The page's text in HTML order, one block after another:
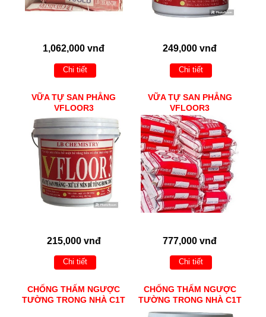
1,062,000 vnđ
Chi tiết
249,000 vnđ
Chi tiết
VỮA TỰ SAN PHẲNG
VFLOOR3
215,000 vnđ
Chi tiết
VỮA TỰ SAN PHẲNG
VFLOOR3
777,000 vnđ
Chi tiết
CHỐNG THẤM NGƯỢC
TƯỜNG TRONG NHÀ C1T
CHỐNG THẤM NGƯỢC
TƯỜNG TRONG NHÀ C1T